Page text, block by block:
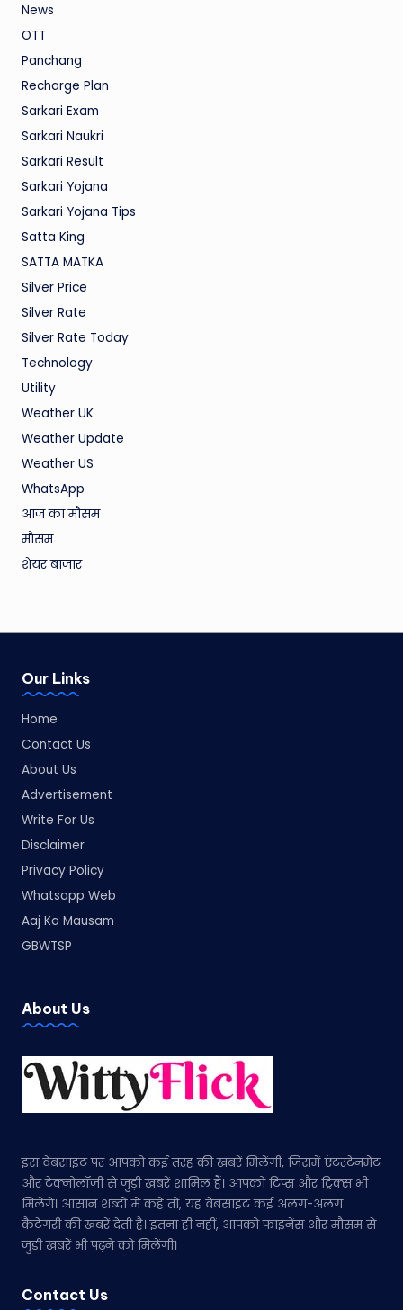
News
OTT
Panchang
Recharge Plan
Sarkari Exam
Sarkari Naukri
Sarkari Result
Sarkari Yojana
Sarkari Yojana Tips
Satta King
SATTA MATKA
Silver Price
Silver Rate
Silver Rate Today
Technology
Utility
Weather UK
Weather Update
Weather US
WhatsApp
आज का मौसम
मौसम
शेयर बाजार
Our Links
Home
Contact Us
About Us
Advertisement
Write For Us
Disclaimer
Privacy Policy
Whatsapp Web
Aaj Ka Mausam
GBWTSP
About Us
इस वेबसाइट पर आपको कई तरह की खबरें मिलेंगी, जिसमें एंटरटेनमेंट
और टेक्नोलॉजी से जुड़ी खबरें शामिल हैं। आपको टिप्स और ट्रिक्स भी
मिलेंगे। आसान शब्दों में कहें तो, यह वेबसाइट कई अलग-अलग
कैटेगरी की खबरें देती है। इतना ही नहीं, आपको फाइनेंस और मौसम से
जुड़ी खबरें भी पढ़ने को मिलेंगी।
Contact Us